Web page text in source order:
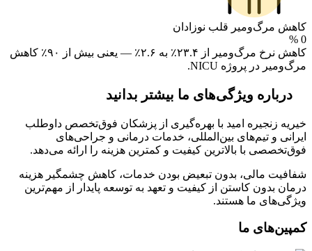
کاهش مرگ‌ومیر قلب نوزادان
0
%
کاهش نرخ مرگ‌ومیر از ۲۳.۴٪ به ۲.۶٪ — یعنی بیش از ۹۰٪ کاهش
مرگ‌ومیر در پروژه NICU.
درباره ویژگی‌های ما بیشتر بدانید
خیریه زنجیره امید با بهره‌گیری از پزشکان فوق‌تخصص داوطلب
ایرانی و تیم‌های بین‌المللی، خدمات درمانی و جراحی‌های
فوق‌تخصصی با بالاترین کیفیت و کمترین هزینه را ارائه می‌دهد.
شفافیت مالی، بدون تبعیض بودن خدمات، کاهش چشمگیر هزینه
درمان بدون کاستن از کیفیت و تعهد به توسعه پایدار از مهم‌ترین
ویژگی‌های ما هستند.
کمپین‌های ما